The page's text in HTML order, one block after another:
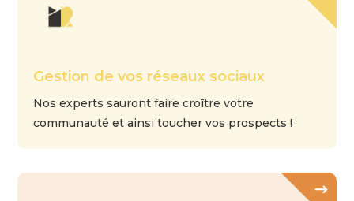
Gestion de vos réseaux sociaux
Nos experts sauront faire croître votre
communauté et ainsi toucher vos prospects !